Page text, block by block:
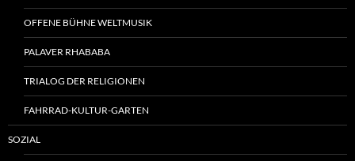
OFFENE BÜHNE WELTMUSIK
PALAVER RHABABA
TRIALOG DER RELIGIONEN
FAHRRAD-KULTUR-GARTEN
SOZIAL